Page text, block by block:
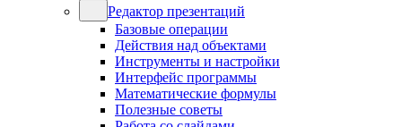
Редактор презентаций
Базовые операции
Действия над объектами
Инструменты и настройки
Интерфейс программы
Математические формулы
Полезные советы